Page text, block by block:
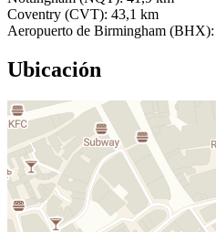
Coventry (CVT): 43,1 km
Aeropuerto de Birmingham
Ubicación